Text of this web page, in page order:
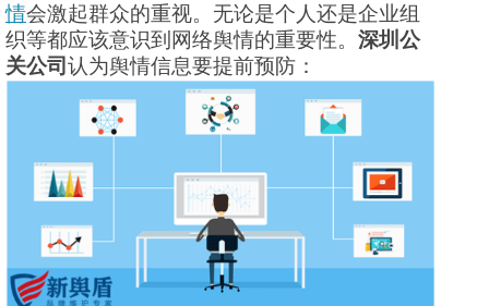
情会激起群众的重视。无论是个人还是企业组
织等都应该意识到网络舆情的重要性。 深圳公
关公司认为舆情信息要提前预防：